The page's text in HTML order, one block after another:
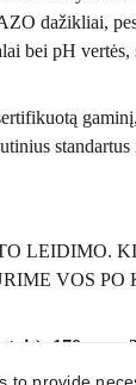
dažikliai,
bei pH
standartus
LEIDIMO.
VOS PO
170 cm x